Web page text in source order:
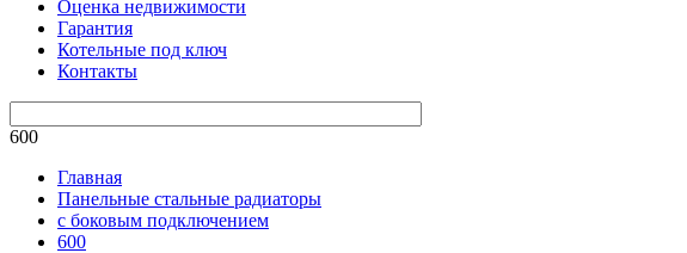
Оценка недвижимости
Гарантия
Котельные под ключ
Контакты
600
Главная
Панельные стальные радиаторы
с боковым подключением
600